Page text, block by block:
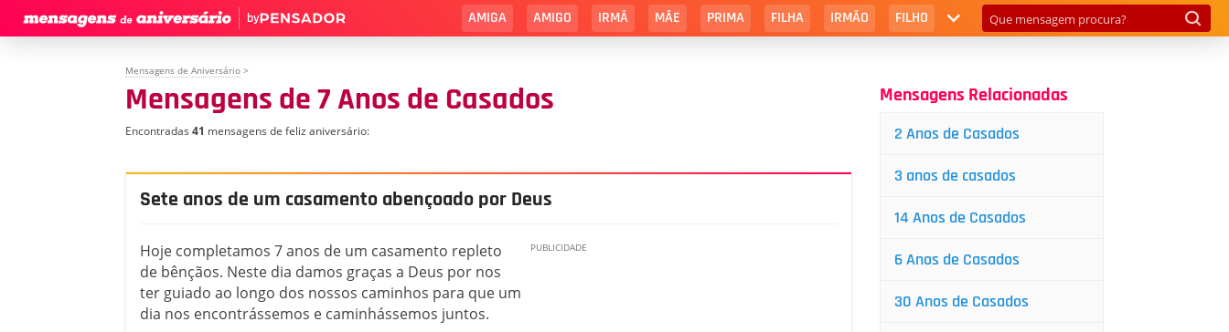
by AMIGA AMIGO IRMÃ MÃE PRIMA FILHA IRMÃO FILHO
Mensagens de Aniversário >
Mensagens de 7 Anos de Casados
Encontradas 41 mensagens de feliz aniversário:
Sete anos de um casamento abençoado por Deus
Hoje completamos 7 anos de um casamento repleto
de bênçãos. Neste dia damos graças a Deus por nos
ter guiado ao longo dos nossos caminhos para que um
dia nos encontrássemos e caminhássemos juntos.
Mensagens Relacionadas
2 Anos de Casados
3 anos de casados
14 Anos de Casados
6 Anos de Casados
30 Anos de Casados